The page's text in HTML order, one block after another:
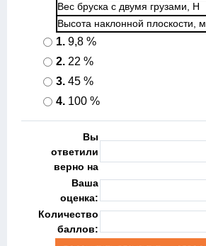
Вес бруска с двумя грузами, Н
Высота наклонной плоскости, м
1. 9,8 %
2. 22 %
3. 45 %
4. 100 %
Вы
ответили
верно на
Ваша
оценка:
Количество
баллов: